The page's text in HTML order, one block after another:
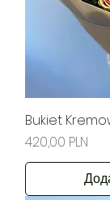
Bukiet
Ціна
420,00 PLN